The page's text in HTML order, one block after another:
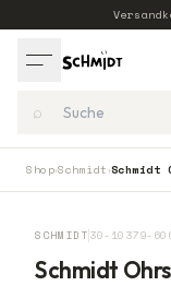
⌕
Shop›Schmidt ›
SCHMIDT 30-10379-
Schmidt